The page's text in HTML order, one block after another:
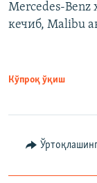
Mercedes-Benz
кечиб, Malibu
Кўпроқ ўқиш